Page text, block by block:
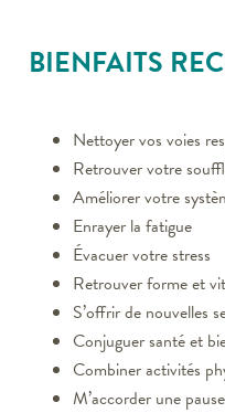
BIENFAITS
Nettoyer vos voies
Retrouver votre
Améliorer votre
Enrayer la fatigue
Évacuer votre stress
Retrouver forme et
S’offrir de nouvelles
Conjuguer santé et
Combiner activités
M’accorder une